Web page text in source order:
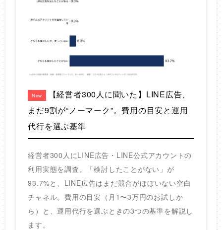
New
【経営者300人に聞いた】LINE広告、
まだ9割が“ノーマーク”。費用の目安と運用
代行を選ぶ基準
経営者300人にLINE広告・LINE公式アカウントの
利用実態を調査。「検討したことがない」が
93.7%と、LINE広告はまだ競合がほぼいない空白
チャネル。費用の目安（月1〜3万円のお試しか
ら）と、運用代行を選ぶときの3つの基準を解説し
ます。